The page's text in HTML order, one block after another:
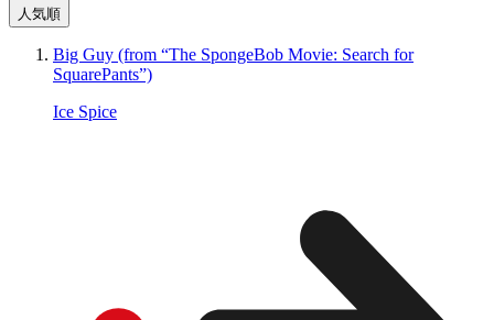
人気順
Big Guy (from “The SpongeBob Movie: Search for
SquarePants”)
Ice Spice